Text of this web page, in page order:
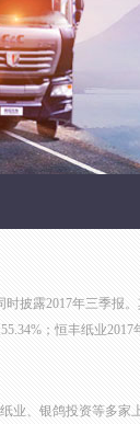
披露2017年三季报
；恒丰纸业2017
、银鸽投资等多